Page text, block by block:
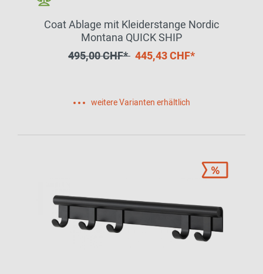
Coat Ablage mit Kleiderstange Nordic
Montana QUICK SHIP
495,00 CHF* 445,43 CHF*
weitere Varianten erhältlich